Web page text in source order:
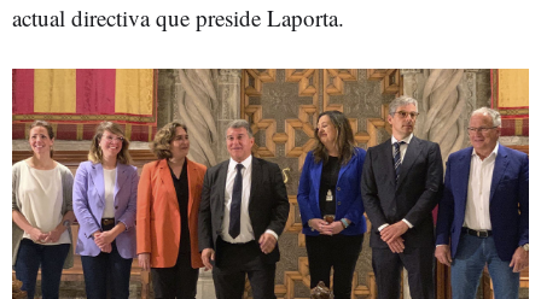
actual directiva que preside Laporta.